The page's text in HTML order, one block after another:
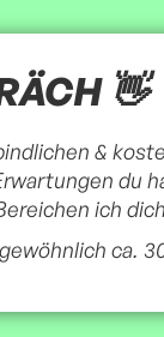
👋
&
du
ich
ca.